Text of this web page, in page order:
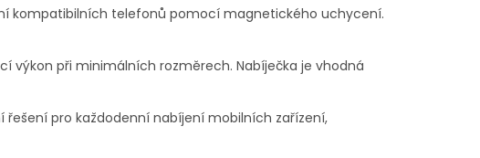
kompatibilních telefonů pomocí magnetického uchycení.
výkon při minimálních rozměrech. Nabíječka je vhodná
pro každodenní nabíjení mobilních zařízení,